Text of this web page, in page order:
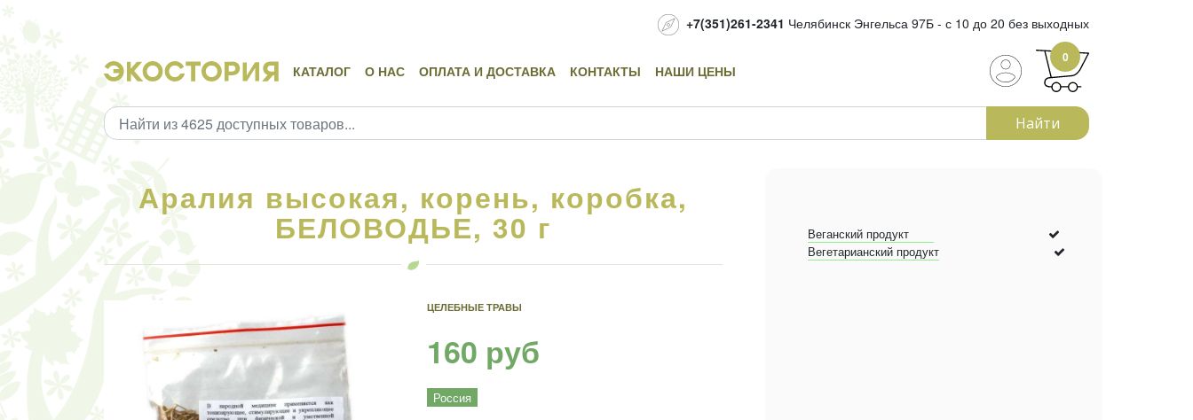
+7(351)261-2341 Челябинск Энгельса 97Б - с 10 до 20 без выходных
КАТАЛОГ О НАС ОПЛАТА И ДОСТАВКА КОНТАКТЫ НАШИ ЦЕНЫ
0
Найти
Аралия высокая, корень, коробка,
БЕЛОВОДЬЕ, 30 г
ЦЕЛЕБНЫЕ ТРАВЫ
160 руб
Россия
Веганский продукт
Вегетарианский продукт